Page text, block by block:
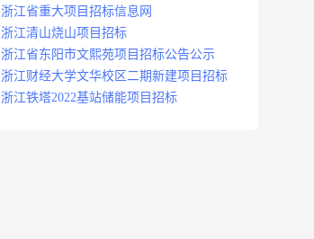
浙江省重大项目招标信息网
浙江清山烧山项目招标
浙江省东阳市文熙苑项目招标公告公示
浙江财经大学文华校区二期新建项目招标
浙江铁塔2022基站储能项目招标